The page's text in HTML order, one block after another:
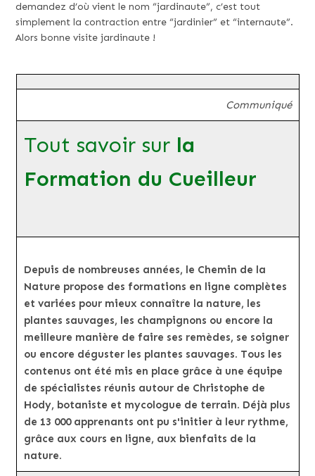
demandez d’où vient le nom “jardinaute”, c’est tout
simplement la contraction entre “jardinier” et “internaute”.
Alors bonne visite jardinaute !
Communiqué
Tout savoir sur la
Formation du Cueilleur
Depuis de nombreuses années, le Chemin de la
Nature propose des formations en ligne complètes
et variées pour mieux connaître la nature, les
plantes sauvages, les champignons ou encore la
meilleure manière de faire ses remèdes, se soigner
ou encore déguster les plantes sauvages. Tous les
contenus ont été mis en place grâce à une équipe
de spécialistes réunis autour de Christophe de
Hody, botaniste et mycologue de terrain. Déjà plus
de 13 000 apprenants ont pu s'initier à leur rythme,
grâce aux cours en ligne, aux bienfaits de la
nature.